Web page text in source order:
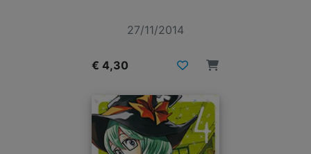
27/11/2014
€ 4,30